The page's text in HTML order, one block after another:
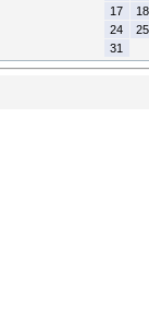
17
18
24
25
31